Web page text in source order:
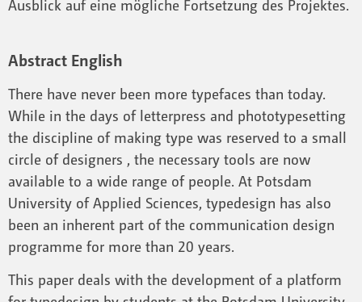
Ausblick auf eine mögliche Fortsetzung des Projektes.
Abstract English
There have never been more typefaces than today.
While in the days of letterpress and phototypesetting
the discipline of making type was reserved to a small
circle of designers , the necessary tools are now
available to a wide range of people. At Potsdam
University of Applied Sciences, typedesign has also
been an inherent part of the communication design
programme for more than 20 years.
This paper deals with the development of a platform